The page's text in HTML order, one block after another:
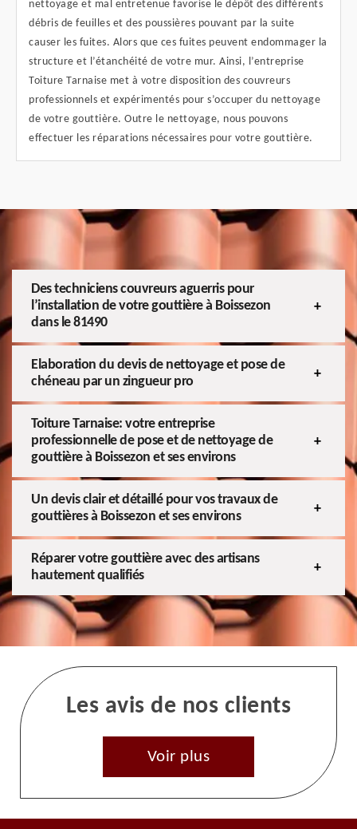
nettoyage et mal entretenue favorise le dépôt des différents
débris de feuilles et des poussières pouvant par la suite
causer les fuites. Alors que ces fuites peuvent endommager la
structure et l’étanchéité de votre mur. Ainsi, l’entreprise
Toiture Tarnaise met à votre disposition des couvreurs
professionnels et expérimentés pour s’occuper du nettoyage
de votre gouttière. Outre le nettoyage, nous pouvons
effectuer les réparations nécessaires pour votre gouttière.
Des techniciens couvreurs aguerris pour
l’installation de votre gouttière à Boissezon
dans le 81490
Elaboration du devis de nettoyage et pose de
chéneau par un zingueur pro
Toiture Tarnaise: votre entreprise
professionnelle de pose et de nettoyage de
gouttière à Boissezon et ses environs
Un devis clair et détaillé pour vos travaux de
gouttières à Boissezon et ses environs
Réparer votre gouttière avec des artisans
hautement qualifiés
Les avis de nos clients
Voir plus